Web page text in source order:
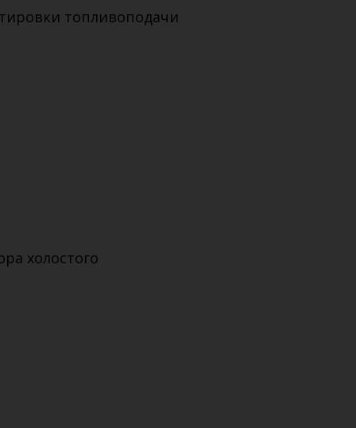
топливоподачи
холостого